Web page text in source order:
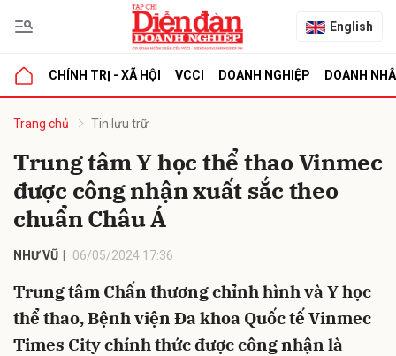
English
CHÍNH TRỊ - XÃ HỘI VCCI DOANH NGHIỆP DOANH
Trang chủ Tin lưu trữ
Trung tâm Y học thể thao Vinmec
được công nhận xuất sắc theo
chuẩn Châu Á
NHƯ VŨ 06/05/2024 17:36
Trung tâm Chấn thương chỉnh hình và Y học
thể thao, Bệnh viện Đa khoa Quốc tế Vinmec
Times City chính thức được công nhận là
luận
Hủy